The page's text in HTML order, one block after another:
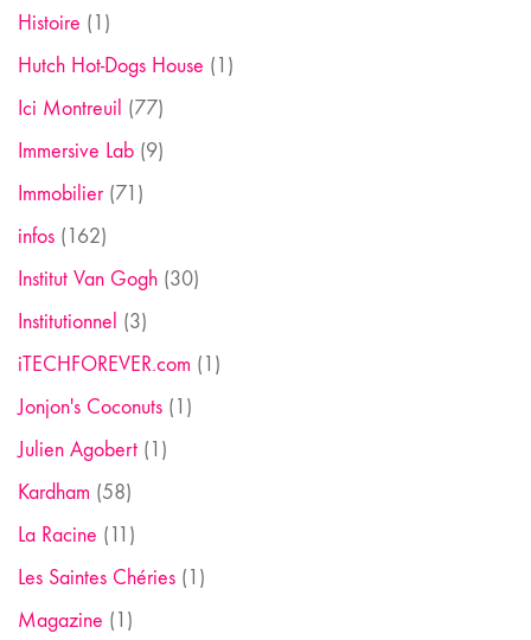
Histoire (1)
Hutch Hot-Dogs House (1)
Ici Montreuil (77)
Immersive Lab (9)
Immobilier(71)
infos (162)
Institut Van Gogh (30)
Institutionnel (3)
iTECHFOREVER.com (1)
Jonjon's Coconuts (1)
Julien Agobert (1)
Kardham (58)
La Racine (11)
Les Saintes Chéries (1)
Magazine (1)